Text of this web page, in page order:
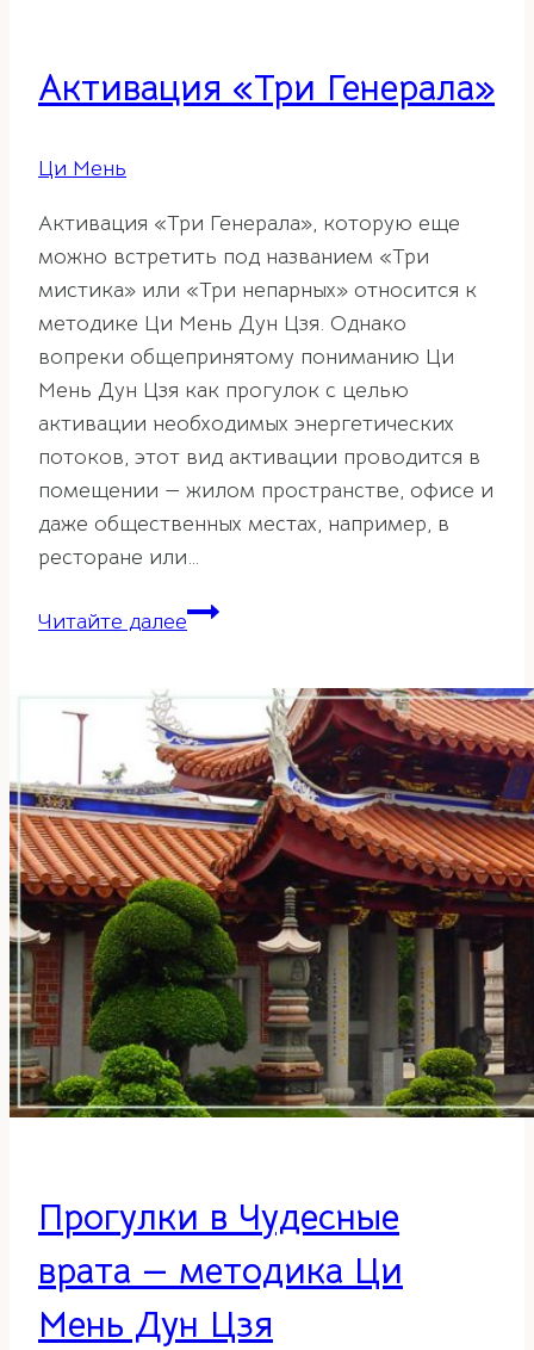
Активация «Три Генерала»
Ци Мень
Активация «Три Генерала», которую еще
можно встретить под названием «Три
мистика» или «Три непарных» относится к
методике Ци Мень Дун Цзя. Однако
вопреки общепринятому пониманию Ци
Мень Дун Цзя как прогулок с целью
активации необходимых энергетических
потоков, этот вид активации проводится в
помещении — жилом пространстве, офисе и
даже общественных местах, например, в
ресторане или…
Читайте далееАктивация
Прогулки в Чудесные
врата — методика Ци
Мень Дун Цзя